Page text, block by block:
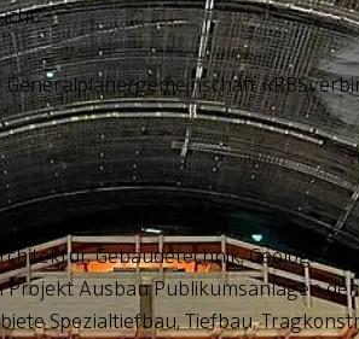
Gebäudetechnik, Geologie,
Ausbau Publikumsanlagen der
Spezialtiefbau, Tiefbau,